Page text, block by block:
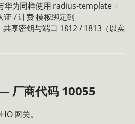
华为同样使用 radius-template +
/ 计费 模板绑定到
共享密钥与端口 1812 / 1813（以实
厂商代码 10055
网关。